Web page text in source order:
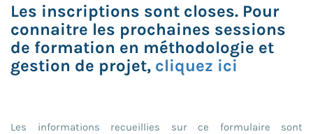
Les inscriptions sont closes. Pour
connaitre les prochaines sessions
de formation en méthodologie et
gestion de projet, cliquez ici
Les informations recueillies sur ce formulaire sont